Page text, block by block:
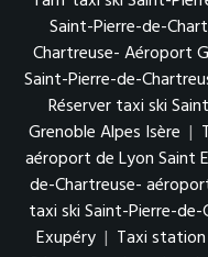
Saint-Pierre-de-
Chartreuse- Aéroport
Saint-Pierre-de-
Réserver taxi ski
Grenoble Alpes Isère |
aéroport de Lyon Saint
de-Chartreuse-
taxi ski Saint-Pierre-
Exupéry | Taxi